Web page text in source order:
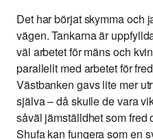
Det har börjat skymma och
vägen. Tankarna är
väl arbetet för mäns och
parallellt med arbetet för
Västbanken gavs lite mer
själva – då skulle de vara
såväl jämställdhet som fred
Shufa kan fungera som en